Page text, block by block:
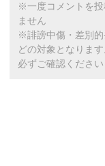
※一度コメントを投
ません
※誹謗中傷・差別
どの対象となりま
必ずご確認ください